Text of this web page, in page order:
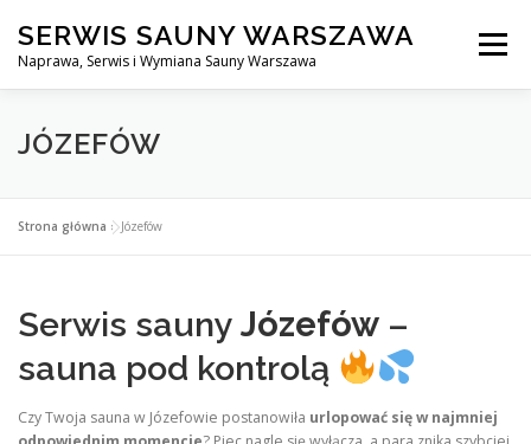
treści
SERWIS SAUNY WARSZAWA
Naprawa, Serwis i Wymiana Sauny Warszawa
Menu
SERWIS DO SAUNY WARSZAWA
JÓZEFÓW
Strona główna »Józefów
Serwis sauny Józefów –
sauna pod kontrolą
Czy Twoja sauna w Józefowie postanowiła urlopować się w najmniej